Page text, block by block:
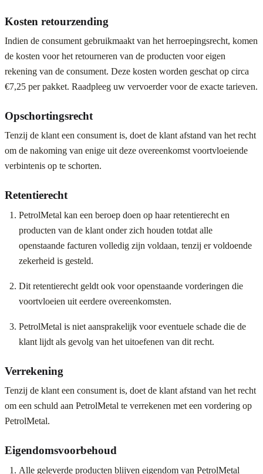
Kosten retourzending
Indien de consument gebruikmaakt van het herroepingsrecht, komen
de kosten voor het retourneren van de producten voor eigen
rekening van de consument. Deze kosten worden geschat op circa
€7,25 per pakket. Raadpleeg uw vervoerder voor de exacte tarieven.
Opschortingsrecht
Tenzij de klant een consument is, doet de klant afstand van het recht
om de nakoming van enige uit deze overeenkomst voortvloeiende
verbintenis op te schorten.
Retentierecht
PetrolMetal kan een beroep doen op haar retentierecht en
producten van de klant onder zich houden totdat alle
openstaande facturen volledig zijn voldaan, tenzij er voldoende
zekerheid is gesteld.
Dit retentierecht geldt ook voor openstaande vorderingen die
voortvloeien uit eerdere overeenkomsten.
PetrolMetal is niet aansprakelijk voor eventuele schade die de
klant lijdt als gevolg van het uitoefenen van dit recht.
Verrekening
Tenzij de klant een consument is, doet de klant afstand van het recht
om een schuld aan PetrolMetal te verrekenen met een vordering op
PetrolMetal.
Eigendomsvoorbehoud
Alle geleverde producten blijven eigendom van PetrolMetal